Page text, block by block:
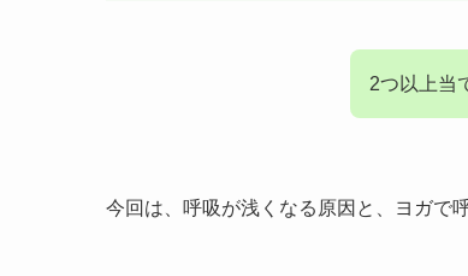
2つ以上当
今回は、呼吸が浅くなる原因と、ヨガで